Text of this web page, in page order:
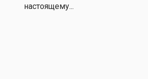
настоящему...